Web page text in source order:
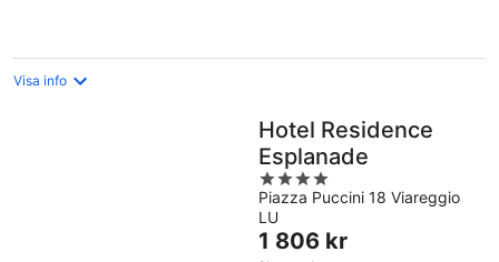
Visa info
Hotel Residence
Esplanade
4
out
of
5
Piazza Puccini 18 Viareggio
LU
Priset
1 806 kr